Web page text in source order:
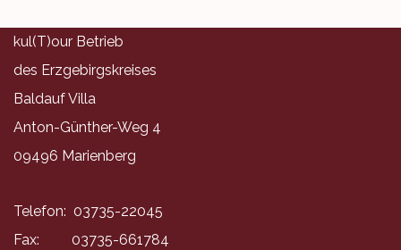
kul(T)our Betrieb
des Erzgebirgskreises
Baldauf Villa
Anton-Günther-Weg 4
09496 Marienberg
Telefon: 03735-22045
Fax: 03735-661784